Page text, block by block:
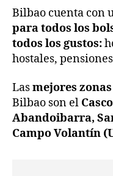
Bilbao cuenta con
para todos los
todos los gustos:
hostales,
Lasmejores
Bilbao son el
Abandoibarra,
Campo Volantín